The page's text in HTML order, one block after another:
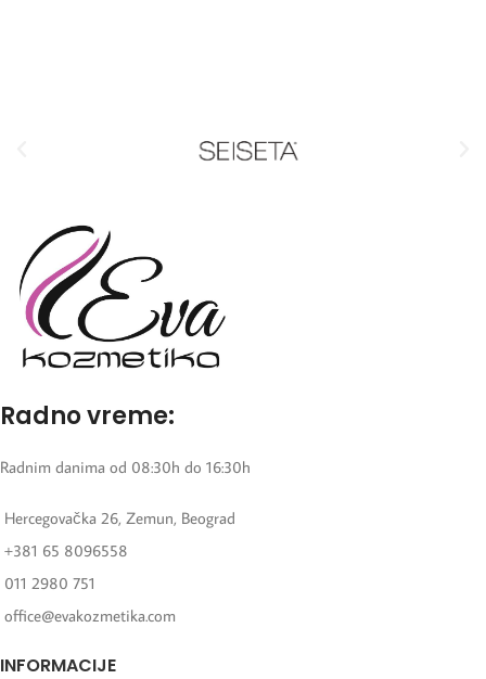
Radno vreme:
Radnim danima od 08:30h do 16:30h
Hercegovačka 26, Zemun, Beograd
+381 65 8096558
011 2980 751
office@evakozmetika.com
INFORMACIJE